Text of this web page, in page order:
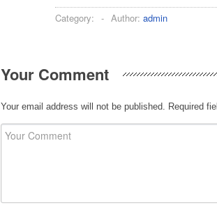
Category: - Author: admin
Your Comment
Your email address will not be published. Required